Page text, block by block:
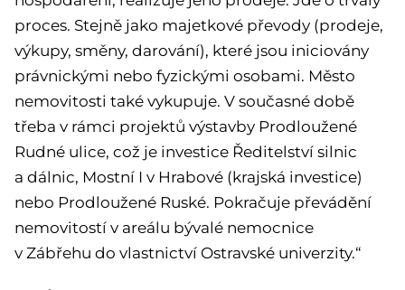
proces. Stejně jako majetkové převody (prodeje,
výkupy, směny, darování), které jsou iniciovány
právnickými nebo fyzickými osobami. Město
nemovitosti také vykupuje. V současné době
třeba v rámci projektů výstavby Prodloužené
Rudné ulice, což je investice Ředitelství silnic
a dálnic, Mostní I v Hrabové (krajská investice)
nebo Prodloužené Ruské. Pokračuje převádění
nemovitostí v areálu bývalé nemocnice
v Zábřehu do vlastnictví Ostravské univerzity.“